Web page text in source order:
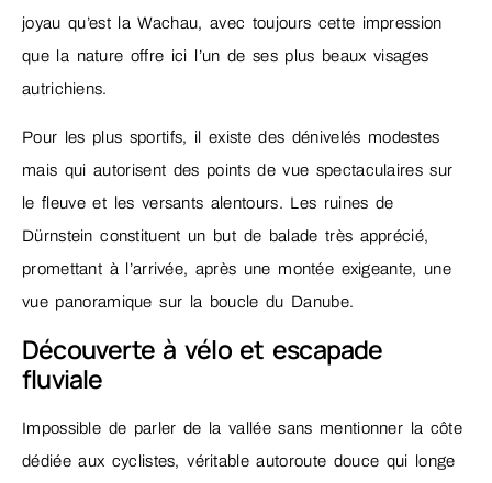
joyau qu’est la Wachau, avec toujours cette impression
que la nature offre ici l’un de ses plus beaux visages
autrichiens.
Pour les plus sportifs, il existe des dénivelés modestes
mais qui autorisent des points de vue spectaculaires sur
le fleuve et les versants alentours. Les ruines de
Dürnstein constituent un but de balade très apprécié,
promettant à l’arrivée, après une montée exigeante, une
vue panoramique sur la boucle du Danube.
Découverte à vélo et escapade
fluviale
Impossible de parler de la vallée sans mentionner la côte
dédiée aux cyclistes, véritable autoroute douce qui longe